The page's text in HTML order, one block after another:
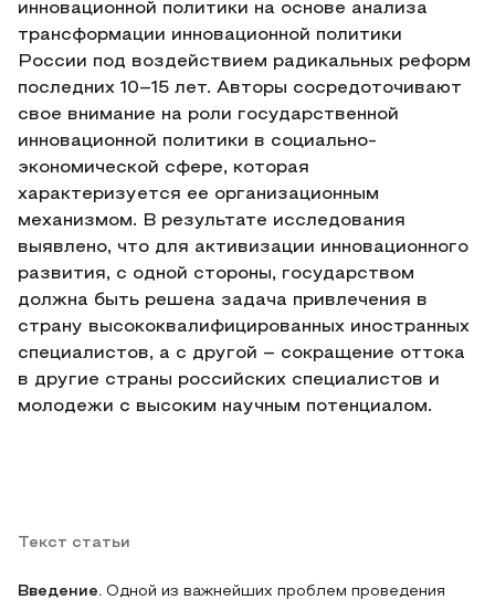
инновационной политики на основе анализа
трансформации инновационной политики
России под воздействием радикальных реформ
последних 10–15 лет. Авторы сосредоточивают
свое внимание на роли государственной
инновационной политики в социально-
экономической сфере, которая
характеризуется ее организационным
механизмом. В результате исследования
выявлено, что для активизации инновационного
развития, с одной стороны, государством
должна быть решена задача привлечения в
страну высококвалифицированных иностранных
специалистов, а с другой – сокращение оттока
в другие страны российских специалистов и
молодежи с высоким научным потенциалом.
Текст статьи
Введение. Одной из важнейших проблем проведения